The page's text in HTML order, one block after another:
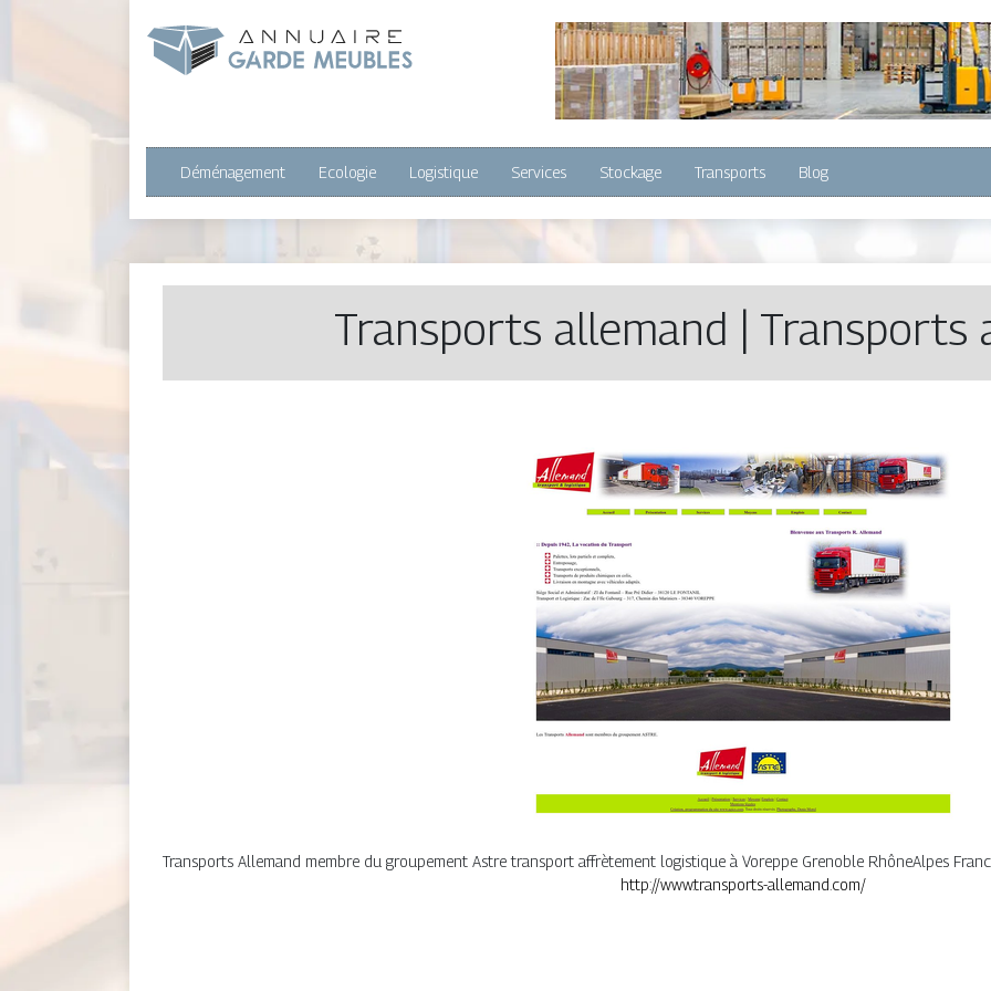
Déménagement Ecologie Logistique Services Stockage Transports Blog
Transports allemand | Transports
Transports Allemand membre du groupement Astre transport affrètement logistique à Voreppe Grenoble RhôneAlpes
http://www.transports-allemand.com/